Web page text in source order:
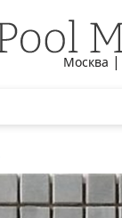
Москва |